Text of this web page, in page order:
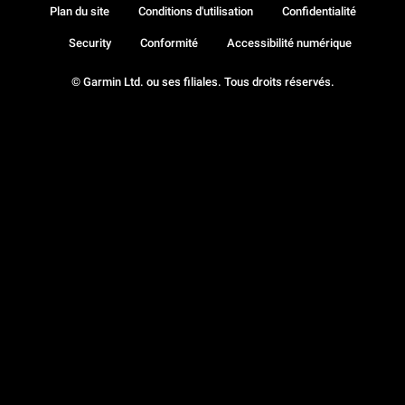
© Garmin Ltd. ou ses filiales. Tous droits réservés.
Plan du site Conditions d'utilisation Confidentialité
Security Conformité Accessibilité numérique